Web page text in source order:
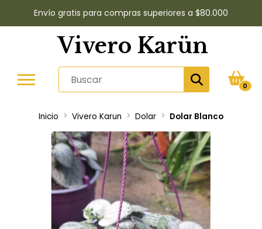
Envío gratis para compras superiores a $80.000
Vivero Karün
0
Inicio Vivero Karun Dolar Dolar Blanco